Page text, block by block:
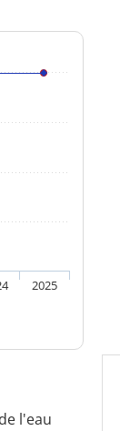
2025
l'eau